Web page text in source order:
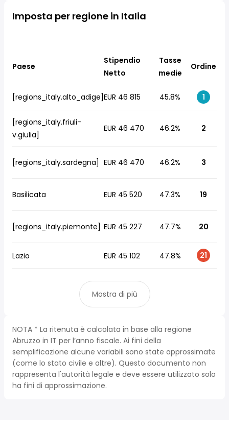
Imposta per regione in Italia
Paese
Stipendio
Netto
Tasse
medie
Ordine
[regions_italy.alto_adige]EUR 46 815 45.8% 1
[regions_italy.friuli-
v.giulia]
EUR 46 470 46.2% 2
[regions_italy.sardegna] EUR 46 470 46.2% 3
Basilicata EUR 45 520 47.3% 19
[regions_italy.piemonte] EUR 45 227 47.7% 20
Lazio EUR 45 102 47.8% 21
Mostra di più
NOTA * La ritenuta è calcolata in base alla regione
Abruzzo in IT per l’anno fiscale. Ai fini della
semplificazione alcune variabili sono state approssimate
(come lo stato civile e altre). Questo documento non
rappresenta l'autorità legale e deve essere utilizzato solo
ha fini di approssimazione.